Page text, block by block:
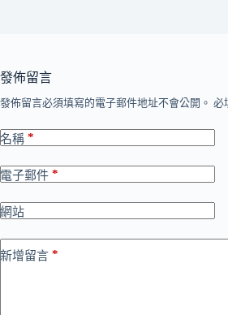
發佈留言
發佈留言必須填寫的電子郵件地址不會公開。 必
名稱 *
電子郵件 *
網站
新增留言 *